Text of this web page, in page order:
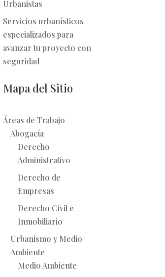
Urbanistas
Servicios urbanísticos
especializados para
avanzar tu proyecto con
seguridad
Mapa del Sitio
Áreas de Trabajo
Abogacía
Derecho
Administrativo
Derecho de
Empresas
Derecho Civil e
Inmobiliario
Urbanismo y Medio
Ambiente
Medio Ambiente